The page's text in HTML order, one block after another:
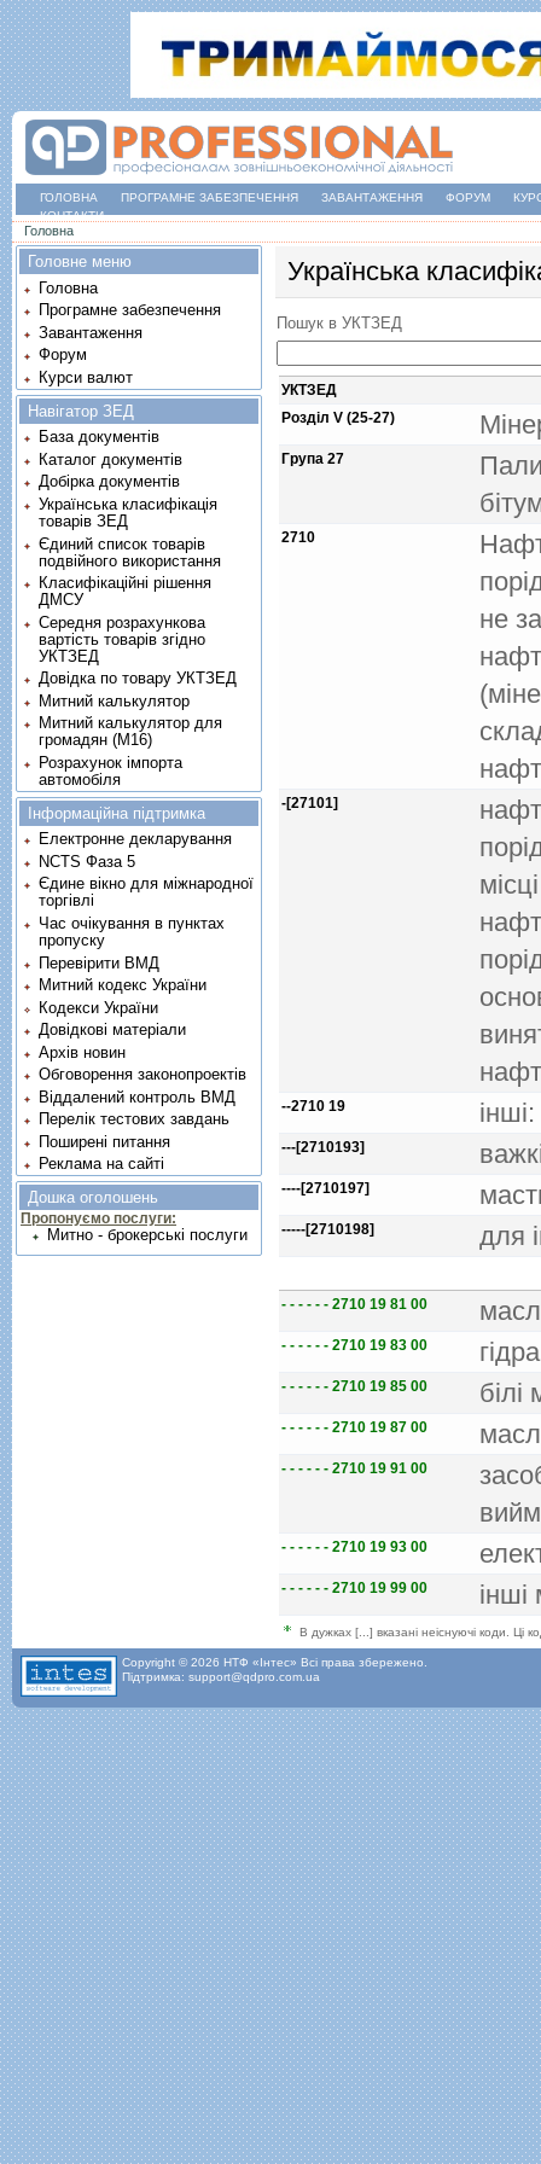
ГОЛОВНА ПРОГРАМНЕ ЗАБЕЗПЕЧЕННЯ ЗАВАНТАЖЕННЯ ФОРУМ
КОНТАКТИ
Ви є тут
Головна
Українська
Пошук в УКТЗЕД
УКТЗЕД
Розділ V (25-27)
Група 27
2710
не
-[27101]
--2710 19 iншi:
---[2710193]
----[2710197]
-----[2710198] для
- - - - - - 2710 19 81 00
- - - - - - 2710 19 83 00
- - - - - - 2710 19 85 00 бiлi
- - - - - - 2710 19 87 00
- - - - - - 2710 19 91 00
- - - - - - 2710 19 93 00
- - - - - - 2710 19 99 00 iншi
В дужках [...] вказані неіснуючі коди. Ці
Головне меню
Головна
Програмне забезпечення
Завантаження
Форум
Курси валют
Навігатор ЗЕД
База документів
Каталог документів
Добірка документів
Українська класифікація
товарів ЗЕД
Єдиний список товарів
подвійного використання
Класифікаційні рішення
ДМСУ
Середня розрахункова
вартість товарів згідно
УКТЗЕД
Довідка по товару УКТЗЕД
Митний калькулятор
Митний калькулятор для
громадян (М16)
Розрахунок імпорта
автомобіля
Інформаційна підтримка
Електронне декларування
NCTS Фаза 5
Єдине вікно для міжнародної
торгівлі
Час очікування в пунктах
пропуску
Перевірити ВМД
Митний кодекс України
Кодекси України
Довідкові матеріали
Архів новин
Обговорення законопроектів
Віддалений контроль ВМД
Перелік тестових завдань
Поширені питання
Реклама на сайті
Дошка оголошень
Пропонуємо послуги:
Митно - брокерські послуги
Copyright © 2026 НТФ «Інтес» Всі права збережено.
Підтримка: support@qdpro.com.ua